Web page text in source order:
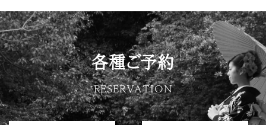
各種ご予約
RESERVATION